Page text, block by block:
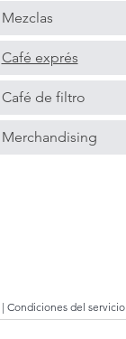
Mezclas
Café exprés
Café de filtro
Merchandising
| Condiciones del servicio